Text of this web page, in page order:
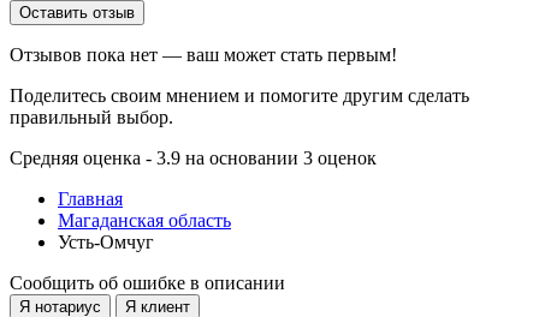
Оставить отзыв
Отзывов пока нет — ваш может стать первым!
Поделитесь своим мнением и помогите другим сделать
правильный выбор.
Средняя оценка - 3.9 на основании 3 оценок
Главная
Магаданская область
Усть-Омчуг
Сообщить об ошибке в описании
Я нотариус Я клиент